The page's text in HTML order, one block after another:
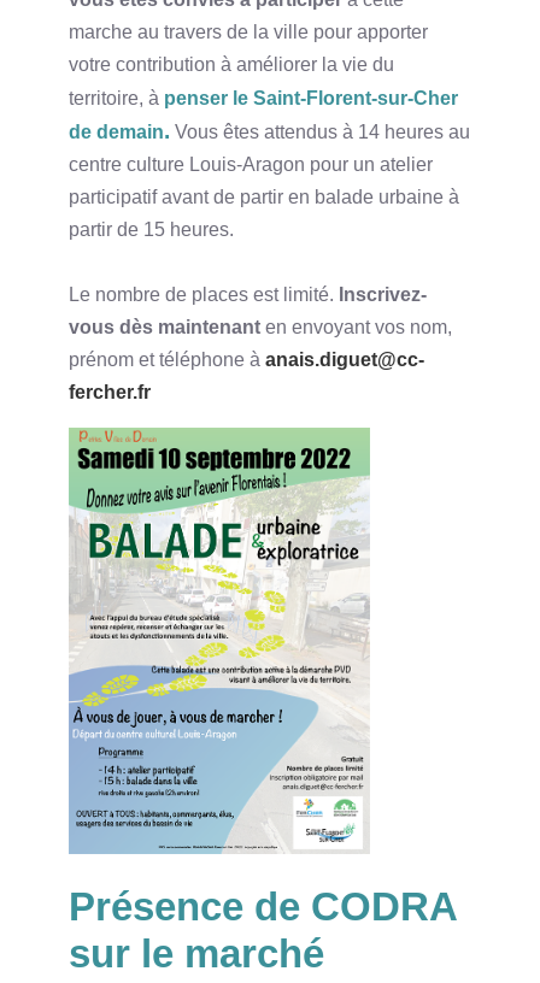
marche au travers de la ville pour apporter
votre contribution à améliorer la vie du
territoire, à penser le Saint-Florent-sur-Cher
de demain. Vous êtes attendus à 14 heures au
centre culture Louis-Aragon pour un atelier
participatif avant de partir en balade urbaine à
partir de 15 heures.
Le nombre de places est limité. Inscrivez-
vous dès maintenanten envoyant vos nom,
prénom et téléphone à anais.diguet@cc-
fercher.fr
Présence de CODRA
sur le marché